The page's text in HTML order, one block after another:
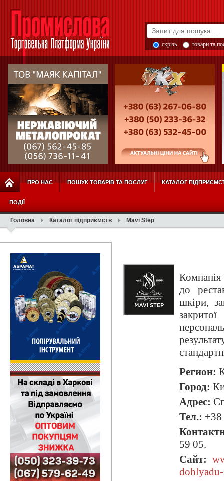
скрізь товари та
ПРО НАС ПОШУК ТОВАРІВ ТА ПОСЛУГ КАТАЛОГ
ПОДІЇ
Головна Каталог підприємств Mavi Step
до
шкіри,
Регион:
Город:
Адрес:
Тел.:
59 05.
Сайт: